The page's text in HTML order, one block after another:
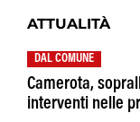
ATTUALITÀ
DAL COMUNE
Camerota,
interventi nelle